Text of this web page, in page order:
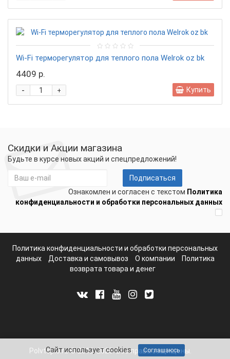
Wi-Fi терморегулятор для теплого пола Welrok oz bk
4409 р.
+
- Купить
Скидки и Акции магазина
Будьте в курсе новых акций и спецпредложений!
Подписаться
Ознакомлен и согласен с текстом Политика
конфиденциальности и обработки персональных данных
Политика конфиденциальности и обработки персональных
данных
Доставка и самовывоз О компании
Политика
возврата товара и денег
Polvteplo.ru © 2012-2025. Все права защищены.
Сайт использует cookies Соглашаюсь